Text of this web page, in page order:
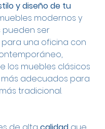
y diseño de tu
modernos y
pueden ser
una oficina con
los muebles clásicos
adecuados para
tradicional.